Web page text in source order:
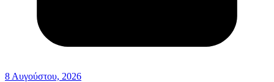
8 Αυγούστου, 2026